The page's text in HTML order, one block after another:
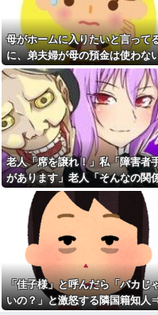
【驚愕】 新幹線じゃなく『帰
省費4000円』安くなる在来線で
帰省した結果ｗｗｗｗｗ
子供がバイトで貯めた資金
旅行中の話だけど、ちょっと
金足りないから貸してくれる
って連絡きた
私「50万円使ったって本
当？」監査ママ「来月には絶
返すから…」→約束を信じて
った結果、警察に通報するこ
になり…
俺「お前ら親指の指紋を見
みろｗ」スレ民「何があるん
だ？」→見た瞬間、思わず笑
てしまう人が続出して…
40度近い熱と頭痛で朦朧とし
ながら病院行ったら、受付嬢が
「予約のない人は診ません」と
拒否された。タクシーを呼ぶた
めの電話も貸してくれず...
今日は大館まげわっぱに詰
た弁当。豚ロースの塩こうじ
ガーリック焼き
【しまった…】 コトメに追
母がホームに入りたいと言って
に、弟夫婦が母の預金は使わな
と言ってきた。我が弟ながら情
くて溜息が出る
老人「席を譲れ！」私「障害者
があります」老人「そんなの関
い！」→暴言を浴びせられた直後
周囲が動き出して…
「佳子様」と呼んだら「バカじ
いの？」と激怒する隣国籍知人